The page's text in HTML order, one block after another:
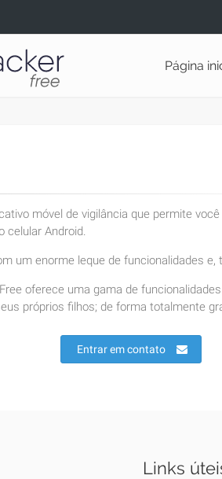
Página
móvel de vigilância que permite
celular Android.
um enorme leque de funcionalidades e,
oferece uma gama de
próprios filhos; de forma totalmente
Entrar em contato
Links